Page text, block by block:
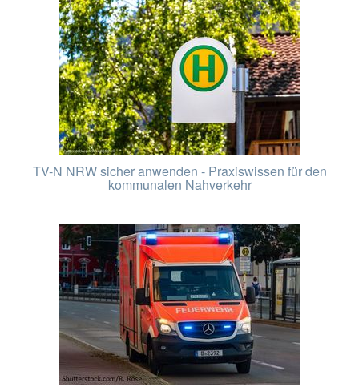
TV-N NRW sicher anwenden - Praxiswissen für den
kommunalen Nahverkehr